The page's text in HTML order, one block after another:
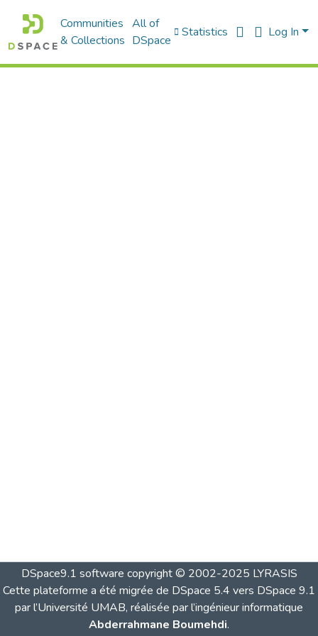
Communities
& Collections
All of
DSpace
Statistics Log In
DSpace9.1 software copyright © 2002-2025 LYRASIS
Cette plateforme a été migrée de DSpace 5.4 vers DSpace 9.1
par l’Université UMAB, réalisée par l’ingénieur informatique
Abderrahmane Boumehdi.